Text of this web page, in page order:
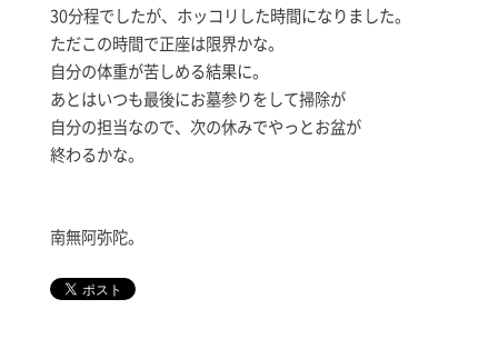
30分程でしたが、ホッコリした時間になりました。
ただこの時間で正座は限界かな。
自分の体重が苦しめる結果に。
あとはいつも最後にお墓参りをして掃除が
自分の担当なので、次の休みでやっとお盆が
終わるかな。
南無阿弥陀。